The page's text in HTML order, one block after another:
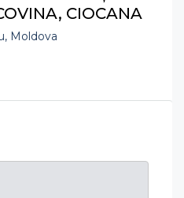
CIOCANA
Moldova